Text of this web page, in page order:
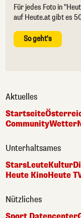
Für jedes Foto in
auf Heute.at gibt es
So geht's
Aktuelles
Startseite
CommunityWetter
Unterhaltsames
StarsLeuteKultur
Heute KinoHeute
Nützliches